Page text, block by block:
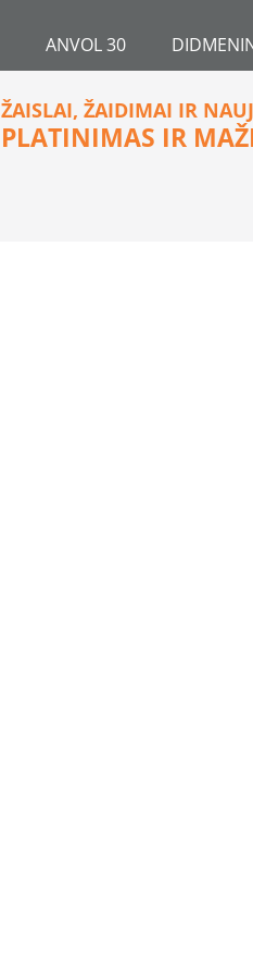
ANVOL 30
ŽAISLAI, ŽAIDIMAI IR
PLATINIMAS IR